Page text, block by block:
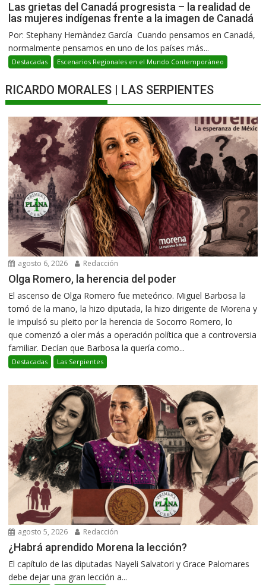
Las grietas del Canadá progresista – la realidad de
las mujeres indígenas frente a la imagen de Canadá
Por: Stephany Hernàndez García Cuando pensamos en Canadá,
normalmente pensamos en uno de los países más...
Destacadas Escenarios Regionales en el Mundo Contemporáneo
RICARDO MORALES | LAS SERPIENTES
agosto 6, 2026 Redacción
Olga Romero, la herencia del poder
El ascenso de Olga Romero fue meteórico. Miguel Barbosa la
tomó de la mano, la hizo diputada, la hizo dirigente de Morena y
le impulsó su pleito por la herencia de Socorro Romero, lo
que comenzó a oler más a operación política que a controversia
familiar. Decían que Barbosa la quería como...
Destacadas Las Serpientes
agosto 5, 2026 Redacción
¿Habrá aprendido Morena la lección?
El capítulo de las diputadas Nayeli Salvatori y Grace Palomares
debe dejar una gran lección a...